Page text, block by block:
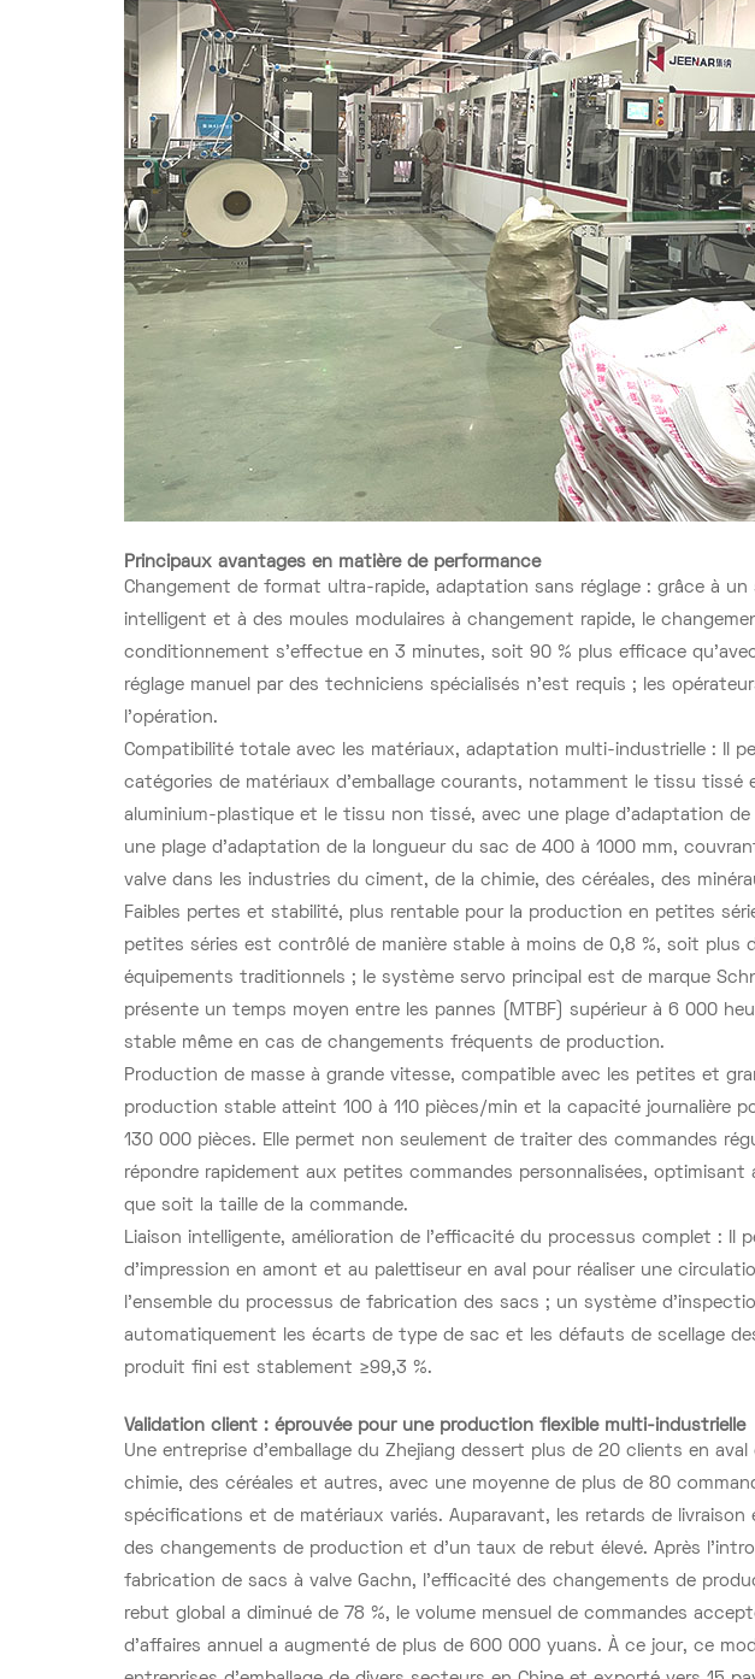
Principaux avantages en matière de performance
Changement de format ultra-rapide, adaptation sans réglage : grâce à
intelligent et à des moules modulaires à changement rapide, le
conditionnement s’effectue en 3 minutes, soit 90 % plus efficace
réglage manuel par des techniciens spécialisés n’est requis ; les
l’opération.
Compatibilité totale avec les matériaux, adaptation multi-industrielle : Il
catégories de matériaux d'emballage courants, notamment le tissu tissé
aluminium-plastique et le tissu non tissé, avec une plage d'adaptation
une plage d'adaptation de la longueur du sac de 400 à 1000 mm,
valve dans les industries du ciment, de la chimie, des céréales, des
Faibles pertes et stabilité, plus rentable pour la production en petites
petites séries est contrôlé de manière stable à moins de 0,8 %, soit plus
équipements traditionnels ; le système servo principal est de marque
présente un temps moyen entre les pannes (MTBF) supérieur à 6 000
stable même en cas de changements fréquents de production.
Production de masse à grande vitesse, compatible avec les petites et
production stable atteint 100 à 110 pièces/min et la capacité journalière
130 000 pièces. Elle permet non seulement de traiter des commandes
répondre rapidement aux petites commandes personnalisées,
que soit la taille de la commande.
Liaison intelligente, amélioration de l'efficacité du processus complet : Il
d'impression en amont et au palettiseur en aval pour réaliser une
l'ensemble du processus de fabrication des sacs ; un système
automatiquement les écarts de type de sac et les défauts de scellage
produit fini est stablement ≥99,3 %.
Validation client : éprouvée pour une production flexible multi-industrielle
Une entreprise d'emballage du Zhejiang dessert plus de 20 clients en
chimie, des céréales et autres, avec une moyenne de plus de 80
spécifications et de matériaux variés. Auparavant, les retards de
des changements de production et d'un taux de rebut élevé. Après
fabrication de sacs à valve Gachn, l'efficacité des changements de
rebut global a diminué de 78 %, le volume mensuel de commandes
d'affaires annuel a augmenté de plus de 600 000 yuans. À ce jour, ce